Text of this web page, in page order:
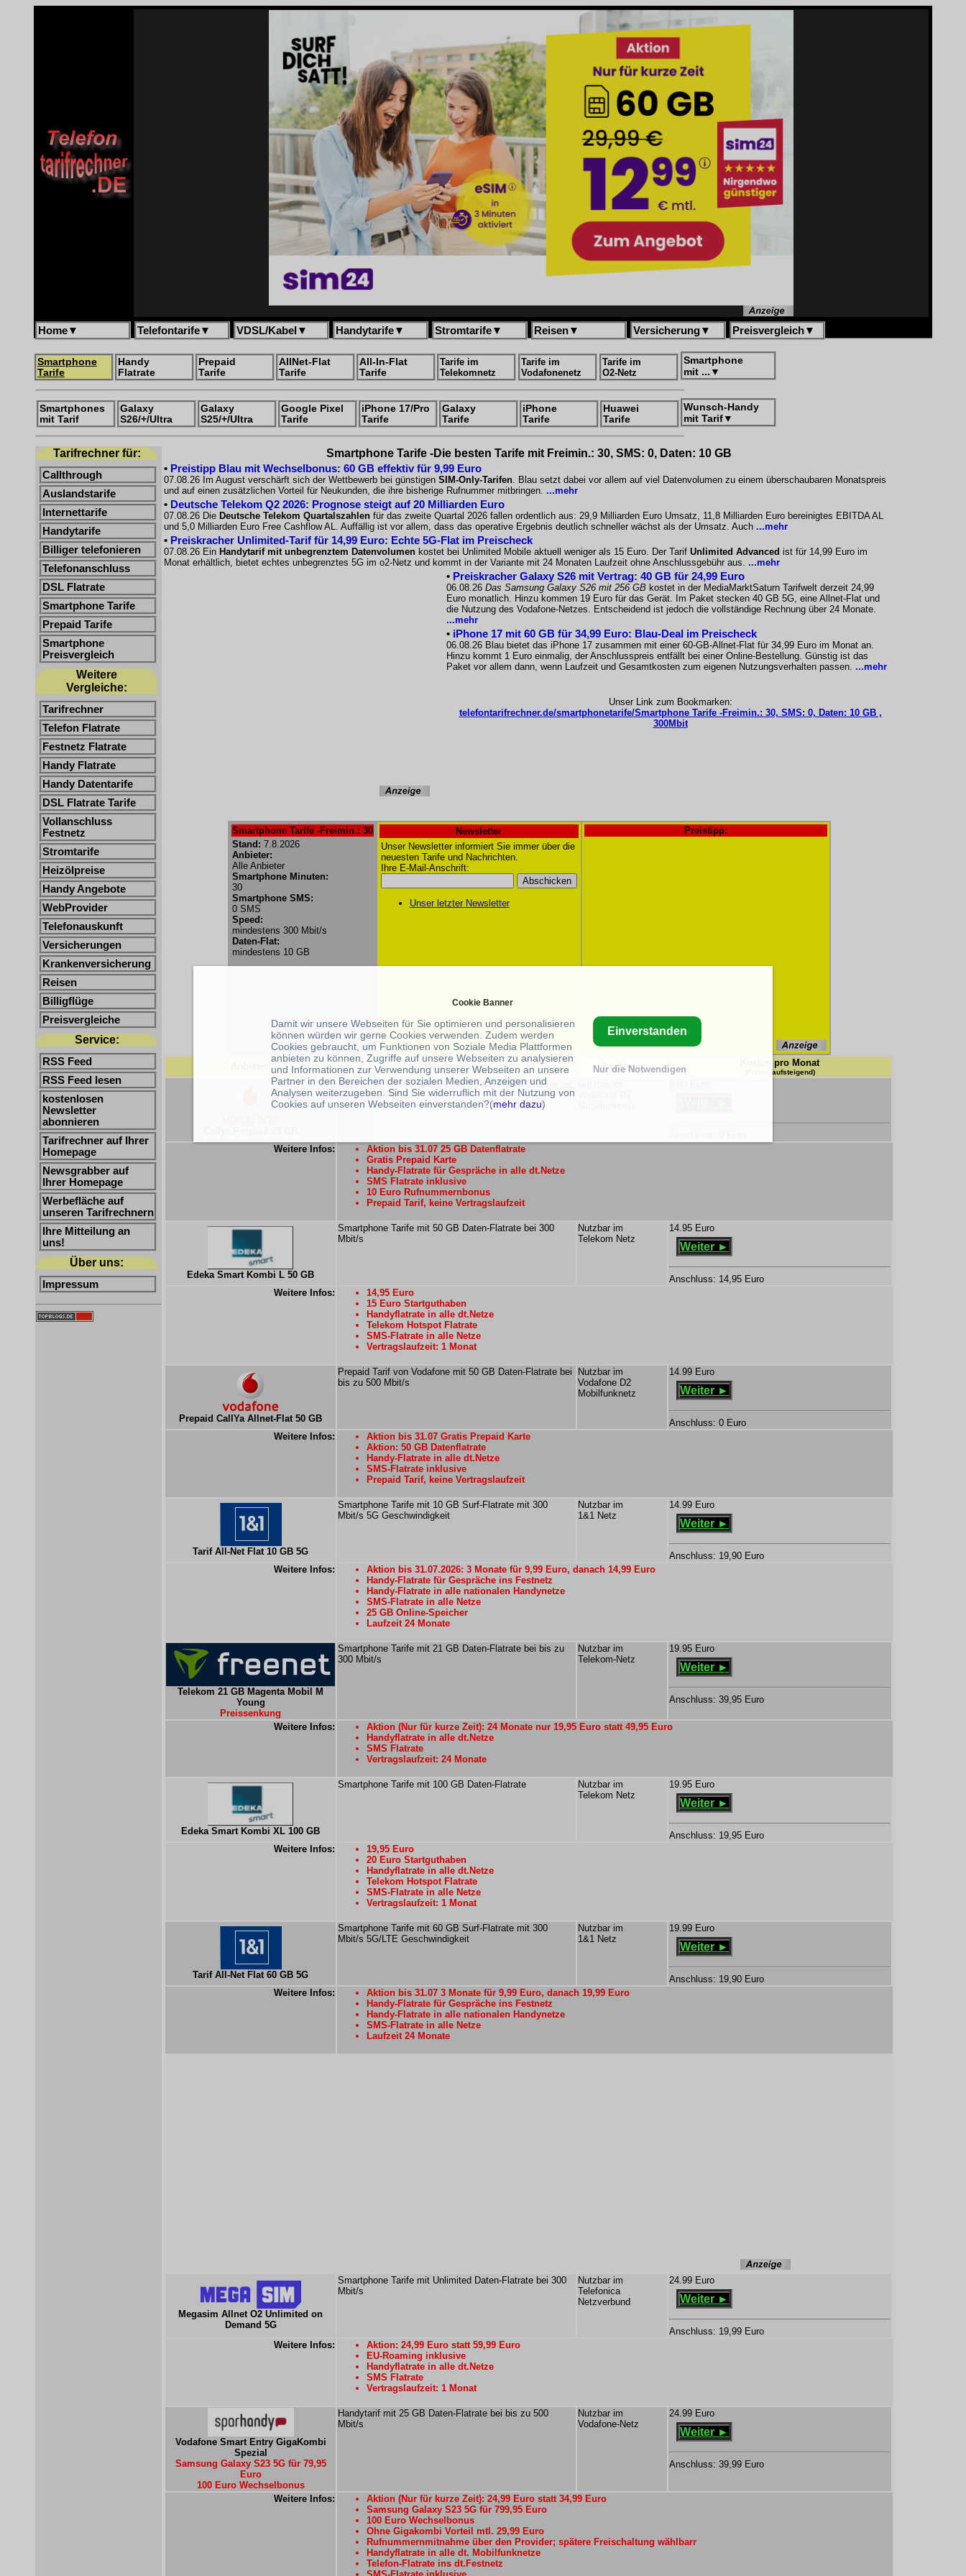
Home▼ Telefontarife▼ VDSL/Kabel ▼ Handytarife▼ Stromtarife▼ Reisen▼ Versicherung▼ Preisvergleich▼
Smartphone
Tarife
Handy
Flatrate
Prepaid
Tarife
AllNet-Flat
Tarife
All-In-Flat
Tarife
Tarife im
Telekomnetz
Tarife im
Vodafonenetz
Tarife im
O2-Netz
Smartphone
mit ... ▼
Smartphones
mit Tarif
Galaxy
S26/+/Ultra
Galaxy
S25/+/Ultra
Google Pixel
Tarife
iPhone 17/Pro
Tarife
Galaxy
Tarife
iPhone
Tarife
Huawei
Tarife
Wunsch-Handy
mit Tarif▼
Tarifrechner für:
Callthrough
Auslandstarife
Internettarife
Handytarife
Billiger telefonieren
Telefonanschluss
DSL Flatrate
Smartphone Tarife
Prepaid Tarife
Smartphone
Preisvergleich
Weitere
Vergleiche:
Tarifrechner
Telefon Flatrate
Festnetz Flatrate
Handy Flatrate
Handy Datentarife
DSL Flatrate Tarife
Vollanschluss
Festnetz
Stromtarife
Heizölpreise
Handy Angebote
WebProvider
Telefonauskunft
Versicherungen
Krankenversicherung
Reisen
Billigflüge
Preisvergleiche
Service:
RSS Feed
RSS Feed lesen
kostenlosen
Newsletter
abonnieren
Tarifrechner auf Ihrer
Homepage
Newsgrabber auf
Ihrer Homepage
Werbefläche auf
unseren Tarifrechnern
Ihre Mitteilung an
uns!
Über uns:
Impressum
Smartphone Tarife -Die besten Tarife mit Freimin.: 30, SMS: 0, Daten: 10 GB
• Preistipp Blau mit Wechselbonus: 60 GB effektiv für 9,99 Euro
07.08.26 Im August verschärft sich der Wettbewerb bei günstigen SIM-Only-Tarifen. Blau setzt dabei vor allem auf viel Datenvolumen zu einem überschaubaren Monatspreis
und auf einen zusätzlichen Vorteil für Neukunden, die ihre bisherige Rufnummer mitbringen. ...mehr
• Deutsche Telekom Q2 2026: Prognose steigt auf 20 Milliarden Euro
07.08.26 Die Deutsche Telekom Quartalszahlen für das zweite Quartal 2026 fallen ordentlich aus: 29,9 Milliarden Euro Umsatz, 11,8 Milliarden Euro bereinigtes EBITDA AL
und 5,0 Milliarden Euro Free Cashflow AL. Auffällig ist vor allem, dass das operative Ergebnis deutlich schneller wächst als der Umsatz. Auch ...mehr
• Preiskracher Unlimited-Tarif für 14,99 Euro: Echte 5G-Flat im Preischeck
07.08.26 Ein Handytarif mit unbegrenztem Datenvolumen kostet bei Unlimited Mobile aktuell weniger als 15 Euro. Der Tarif Unlimited Advanced ist für 14,99 Euro im
Monat erhältlich, bietet echtes unbegrenztes 5G im o2-Netz und kommt in der Variante mit 24 Monaten Laufzeit ohne Anschlussgebühr aus. ...mehr
• Preiskracher Galaxy S26 mit Vertrag: 40 GB für 24,99 Euro
06.08.26 Das Samsung Galaxy S26 mit 256 GB kostet in der MediaMarktSaturn Tarifwelt derzeit 24,99
Euro monatlich. Hinzu kommen 19 Euro für das Gerät. Im Paket stecken 40 GB 5G, eine Allnet-Flat und
die Nutzung des Vodafone-Netzes. Entscheidend ist jedoch die vollständige Rechnung über 24 Monate.
...mehr
• iPhone 17 mit 60 GB für 34,99 Euro: Blau-Deal im Preischeck
06.08.26 Blau bietet das iPhone 17 zusammen mit einer 60-GB-Allnet-Flat für 34,99 Euro im Monat an.
Hinzu kommt 1 Euro einmalig, der Anschlusspreis entfällt bei einer Online-Bestellung. Günstig ist das
Paket vor allem dann, wenn Laufzeit und Gesamtkosten zum eigenen Nutzungsverhalten passen. ...mehr
Unser Link zum Bookmarken:
telefontarifrechner.de/smartphonetarife/Smartphone Tarife -Freimin.: 30, SMS: 0, Daten: 10 GB ,
300Mbit
Smartphone Tarife -Freimin.: 30
Stand: 7.8.2026
Anbieter:
Alle Anbieter
Smartphone Minuten:
30
Smartphone SMS:
0 SMS
Speed:
mindestens 300 Mbit/s
Daten-Flat:
mindestens 10 GB
Newsletter
Unser Newsletter informiert Sie immer über die
neuesten Tarife und Nachrichten.
Ihre E-Mail-Anschrift:
Unser letzter Newsletter
Preistipp:
Beschreibung: Zugänge: Kosten pro Monat
(Preise aufsteigend)
Prepaid Tarif von Vodafone mit 25 GB Daten-Flatrate bei
bis zu 500 Mbit/s
Weitere Infos:
Aktion bis 31.07 25 GB Datenflatrate
Gratis Prepaid Karte
Handy-Flatrate für Gespräche in alle dt.Netze
SMS Flatrate inklusive
10 Euro Rufnummernbonus
Prepaid Tarif, keine Vertragslaufzeit
Edeka Smart Kombi L 50 GB
Smartphone Tarife mit 50 GB Daten-Flatrate bei 300
Mbit/s
Nutzbar im
Telekom Netz
14.95 Euro
Weiter ►
Anschluss: 14,95 Euro
Weitere Infos:
14,95 Euro
15 Euro Startguthaben
Handyflatrate in alle dt.Netze
Telekom Hotspot Flatrate
SMS-Flatrate in alle Netze
Vertragslaufzeit: 1 Monat
Prepaid CallYa Allnet-Flat 50 GB
Prepaid Tarif von Vodafone mit 50 GB Daten-Flatrate bei
bis zu 500 Mbit/s
Nutzbar im
Vodafone D2
Mobilfunknetz
14.99 Euro
Weiter ►
Anschluss: 0 Euro
Weitere Infos:
Aktion bis 31.07 Gratis Prepaid Karte
Aktion: 50 GB Datenflatrate
Handy-Flatrate in alle dt.Netze
SMS-Flatrate inklusive
Prepaid Tarif, keine Vertragslaufzeit
Tarif All-Net Flat 10 GB 5G
Smartphone Tarife mit 10 GB Surf-Flatrate mit 300
Mbit/s 5G Geschwindigkeit
Nutzbar im
1&1 Netz
14.99 Euro
Weiter ►
Anschluss: 19,90 Euro
Weitere Infos:
Aktion bis 31.07.2026: 3 Monate für 9,99 Euro, danach 14,99 Euro
Handy-Flatrate für Gespräche ins Festnetz
Handy-Flatrate in alle nationalen Handynetze
SMS-Flatrate in alle Netze
25 GB Online-Speicher
Laufzeit 24 Monate
Telekom 21 GB Magenta Mobil M
Young
Preissenkung
Smartphone Tarife mit 21 GB Daten-Flatrate bei bis zu
300 Mbit/s
Nutzbar im
Telekom-Netz
19.95 Euro
Weiter ►
Anschluss: 39,95 Euro
Weitere Infos:
Aktion (Nur für kurze Zeit): 24 Monate nur 19,95 Euro statt 49,95 Euro
Handyflatrate in alle dt.Netze
SMS Flatrate
Vertragslaufzeit: 24 Monate
Edeka Smart Kombi XL 100 GB
Smartphone Tarife mit 100 GB Daten-Flatrate
Nutzbar im
Telekom Netz
19.95 Euro
Weiter ►
Anschluss: 19,95 Euro
Weitere Infos:
19,95 Euro
20 Euro Startguthaben
Handyflatrate in alle dt.Netze
Telekom Hotspot Flatrate
SMS-Flatrate in alle Netze
Vertragslaufzeit: 1 Monat
Tarif All-Net Flat 60 GB 5G
Smartphone Tarife mit 60 GB Surf-Flatrate mit 300
Mbit/s 5G/LTE Geschwindigkeit
Nutzbar im
1&1 Netz
19.99 Euro
Weiter ►
Anschluss: 19,90 Euro
Weitere Infos:
Aktion bis 31.07 3 Monate für 9,99 Euro, danach 19,99 Euro
Handy-Flatrate für Gespräche ins Festnetz
Handy-Flatrate in alle nationalen Handynetze
SMS-Flatrate in alle Netze
Laufzeit 24 Monate
Megasim Allnet O2 Unlimited on
Demand 5G
Smartphone Tarife mit Unlimited Daten-Flatrate bei 300
Mbit/s
Nutzbar im
Telefonica
Netzverbund
24.99 Euro
Weiter ►
Anschluss: 19,99 Euro
Weitere Infos:
Aktion: 24,99 Euro statt 59,99 Euro
EU-Roaming inklusive
Handyflatrate in alle dt.Netze
SMS Flatrate
Vertragslaufzeit: 1 Monat
Vodafone Smart Entry GigaKombi
Spezial
Samsung Galaxy S23 5G für 79,95
Euro
100 Euro Wechselbonus
Handytarif mit 25 GB Daten-Flatrate bei bis zu 500
Mbit/s
Nutzbar im
Vodafone-Netz
24.99 Euro
Weiter ►
Anschluss: 39,99 Euro
Weitere Infos:
Aktion (Nur für kurze Zeit): 24,99 Euro statt 34,99 Euro
Samsung Galaxy S23 5G für 799,95 Euro
100 Euro Wechselbonus
Ohne Gigakombi Vorteil mtl. 29,99 Euro
Rufnummernmitnahme über den Provider; spätere Freischaltung wählbarr
Handyflatrate in alle dt. Mobilfunknetze
Telefon-Flatrate ins dt.Festnetz
Cookie Banner
Damit wir unsere Webseiten für Sie optimieren und personalisieren
können würden wir gerne Cookies verwenden. Zudem werden
Cookies gebraucht, um Funktionen von Soziale Media Plattformen
anbieten zu können, Zugriffe auf unsere Webseiten zu analysieren
und Informationen zur Verwendung unserer Webseiten an unsere
Partner in den Bereichen der sozialen Medien, Anzeigen und
Analysen weiterzugeben. Sind Sie widerruflich mit der Nutzung von
Cookies auf unseren Webseiten einverstanden?(mehr dazu)
Einverstanden
Nur die Notwendigen